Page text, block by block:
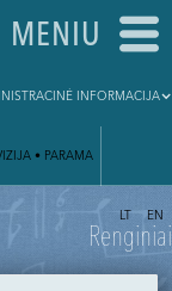
MENIU
INFORMACIJA
• PARAMA
LT EN
Renginiai